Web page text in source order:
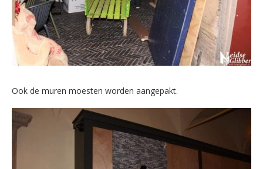
Ook de muren moesten worden aangepakt.